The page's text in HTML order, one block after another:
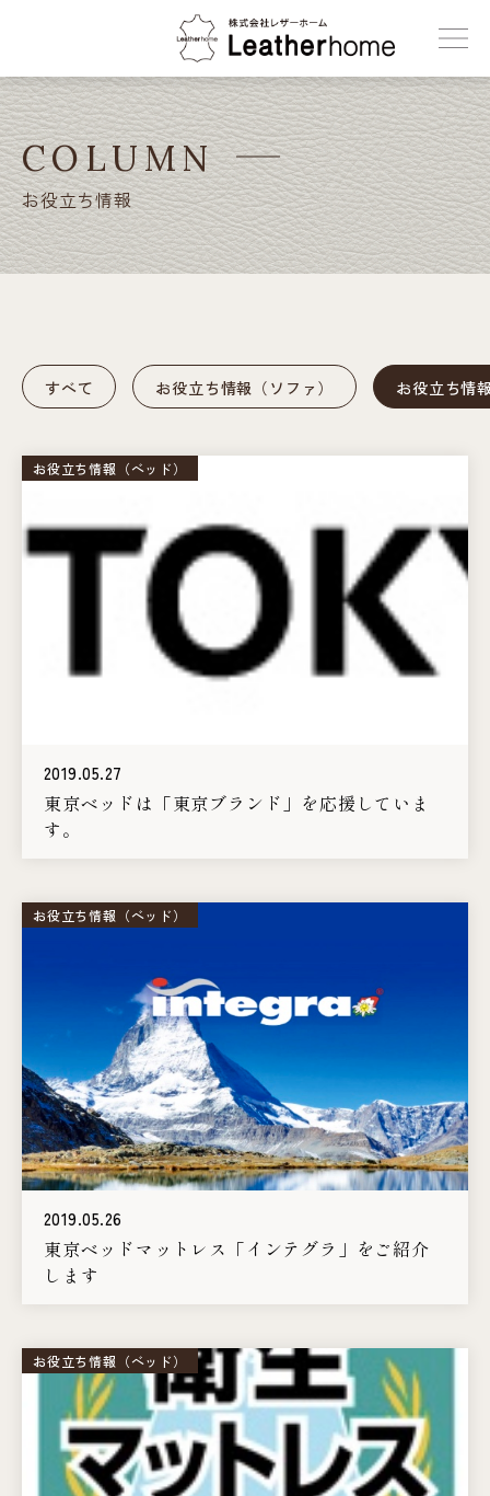
株式会社レザーホーム
COLUMN
お役立ち情報
すべて お役立ち情報（ソファ） お役立ち情
お役立ち情報（ベッド）
2019.05.27
東京ベッドは「東京ブランド」を応援していま
す。
お役立ち情報（ベッド）
2019.05.26
東京ベッドマットレス「インテグラ」をご紹介
します
お役立ち情報（ベッド）